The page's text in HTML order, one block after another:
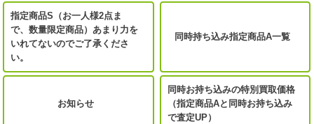
指定商品S（お一人様2点ま
で、数量限定商品）あまり力を
いれてないのでご了承くださ
い。
同時持ち込み指定商品A一覧
お知らせ
同時お持ち込みの特別買取価格
（指定商品Aと同時お持ち込み
で査定UP）